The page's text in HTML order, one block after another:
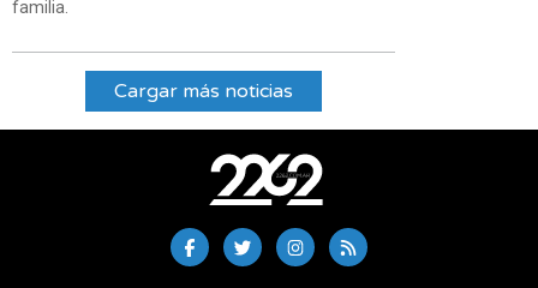
familia.
Cargar más noticias